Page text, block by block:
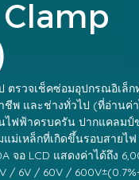
ตรวจเช็คซ่อมอุปกรณอิเล็ก
ชีพ และช่างทั่วไป (ที่อ่านค่
ไฟฟ้าครบครัน ปากแคลมป์
ม่เหล็กที่เกิดขึ้นรอบสายไฟ
จอ LCD แสดงค่าได้ถึง
/ 6V / 60V /